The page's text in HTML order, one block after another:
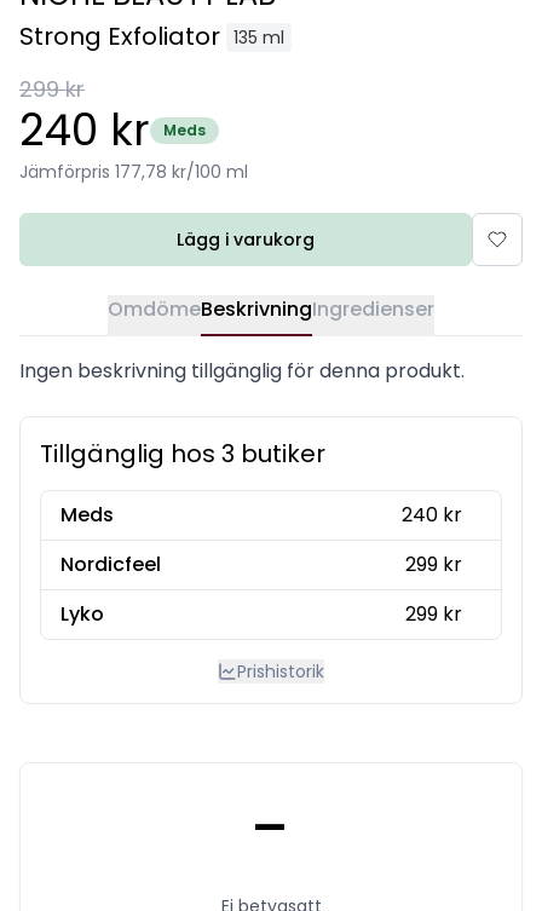
Strong Exfoliator 135 ml
299 kr
240 kr Meds
Jämförpris 177,78 kr/100 ml
Lägg i varukorg
OmdömeBeskrivningIngredienser
Ingen beskrivning tillgänglig för denna produkt.
Tillgänglig hos 3 butiker
Meds
240 kr
Nordicfeel
299 kr
Lyko
299 kr
Prishistorik
-
Ej betygsatt